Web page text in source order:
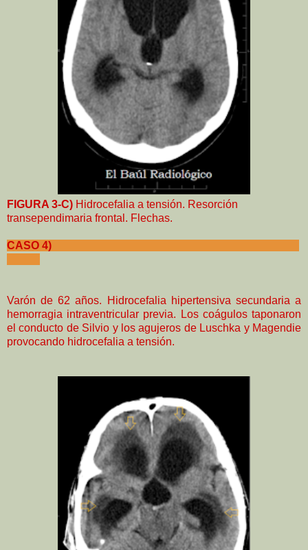
FIGURA 3-C) Hidrocefalia a tensión. Resorción
transependimaria frontal. Flechas.
CASO 4)
Varón de 62 años. Hidrocefalia hipertensiva secundaria a
hemorragia intraventricular previa. Los coágulos taponaron
el conducto de Silvio y los agujeros de Luschka y Magendie
provocando hidrocefalia a tensión.